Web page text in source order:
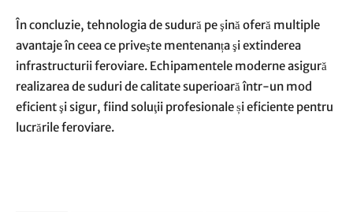
În concluzie, tehnologia de sudură pe şină oferă multiple
avantaje în ceea ce priveşte mentenanța şi extinderea
infrastructurii feroviare. Echipamentele moderne asigură
realizarea de suduri de calitate superioară într-un mod
eficient şi sigur, fiind soluţii profesionale și eficiente pentru
lucrările feroviare.